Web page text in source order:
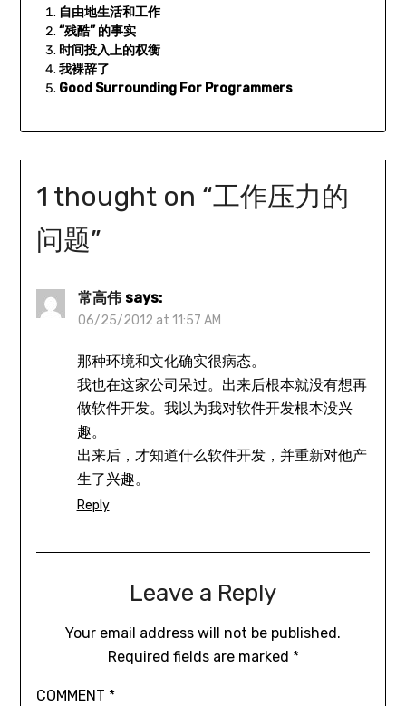
自由地生活和工作
“残酷” 的事实
时间投入上的权衡
我裸辞了
Good Surrounding For Programmers
1 thought on “工作压力的
问题”
常高伟 says:
06/25/2012 at 11:57 AM
那种环境和文化确实很病态。
我也在这家公司呆过。出来后根本就没有想再
做软件开发。我以为我对软件开发根本没兴
趣。
出来后，才知道什么软件开发，并重新对他产
生了兴趣。
Reply
Leave a Reply
Your email address will not be published.
Required fields are marked *
COMMENT *